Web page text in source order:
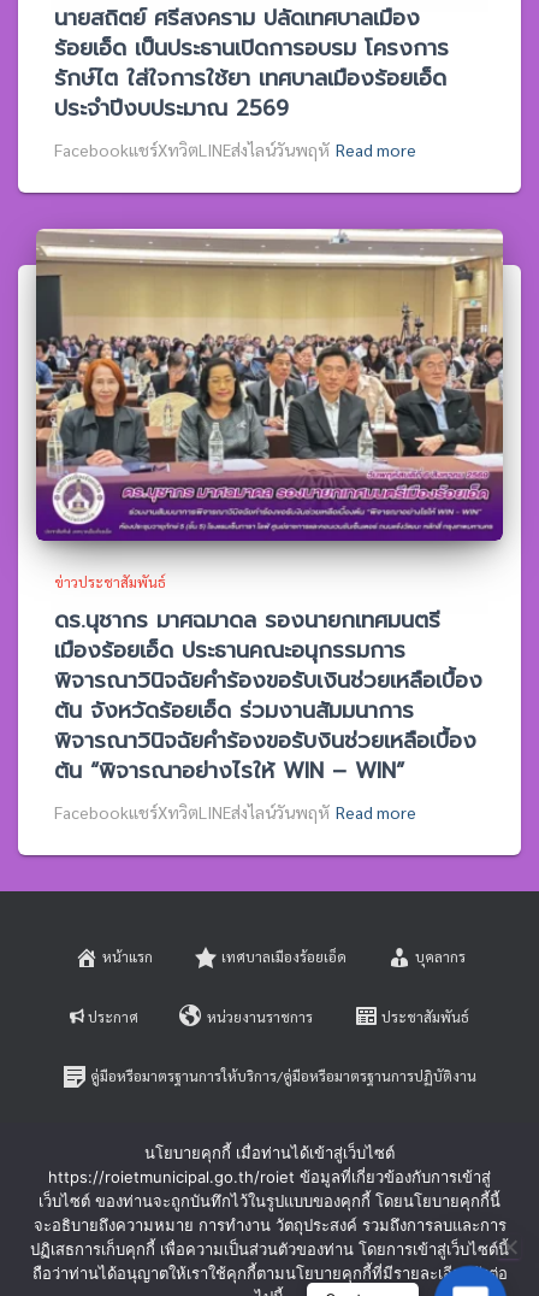
นายสถิตย์ ศรีสงคราม ปลัดเทศบาลเมือง
ร้อยเอ็ด เป็นประธานเปิดการอบรม โครงการ
รักษ์ไต ใส่ใจการใช้ยา เทศบาลเมืองร้อยเอ็ด
ประจำปีงบประมาณ 2569
Facebookแชร์XทวิตLINEส่งไลน์วันพฤหั Read more
ข่าวประชาสัมพันธ์
ดร.นุชากร มาศฉมาดล รองนายกเทศมนตรี
เมืองร้อยเอ็ด ประธานคณะอนุกรรมการ
พิจารณาวินิจฉัยคำร้องขอรับเงินช่วยเหลือเบื้อง
ต้น จังหวัดร้อยเอ็ด ร่วมงานสัมมนาการ
พิจารณาวินิจฉัยคำร้องขอรับงินช่วยเหลือเบื้อง
ต้น “พิจารณาอย่างไรให้ WIN – WIN”
Facebookแชร์XทวิตLINEส่งไลน์วันพฤหั Read more
หน้าแรก เทศบาลเมืองร้อยเอ็ด บุคลากร
ประกาศ หน่วยงานราชการ ประชาสัมพันธ์
คู่มือหรือมาตรฐานการให้บริการ/คู่มือหรือมาตรฐานการปฏิบัติงาน
หลักเกณฑ์การบริหารและพัฒนาทรัพยากรบุคคล
ร้องเรียนการทุจริตและประพฤติมิชอบ ร้องทุกข์-ร้องเรียน
นโยบายคุกกี้ เมื่อท่านได้เข้าสู่เว็บไซต์
https://roietmunicipal.go.th/roiet ข้อมูลที่เกี่ยวข้องกับการเข้าสู่
เว็บไซต์ ของท่านจะถูกบันทึกไว้ในรูปแบบของคุกกี้ โดยนโยบายคุกกี้นี้
จะอธิบายถึงความหมาย การทำงาน วัตถุประสงค์ รวมถึงการลบและการ
ปฏิเสธการเก็บคุกกี้ เพื่อความเป็นส่วนตัวของท่าน โดยการเข้าสู่เว็บไซต์นี้
ถือว่าท่านได้อนุญาตให้เราใช้คุกกี้ตามนโยบายคุกกี้ที่มีรายละเอียดดังต่อ